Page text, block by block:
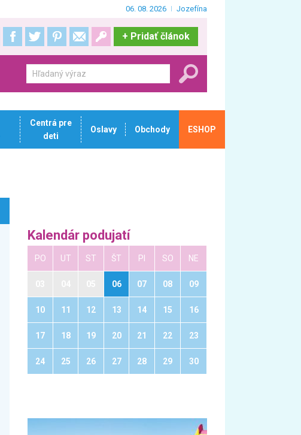
06. 08. 2026 Jozefína
+ Pridať článok
Centrá pre
deti
Oslavy Obchody ESHOP
Kalendár podujatí
PO UT ST ŠT PI SO NE
06 07 08 09
10 11 12 13 14 15 16
17 18 19 20 21 22 23
24 25 26 27 28 29 30